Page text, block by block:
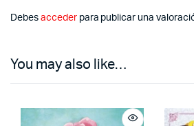
Debes accederpara publicar una
You may also like…